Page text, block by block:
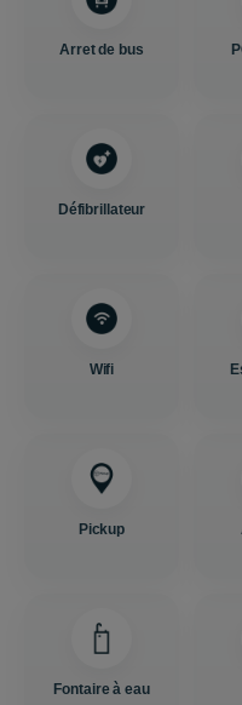
Arret de bus
Défibrillateur
Wifi
Pickup
Fontaire à eau